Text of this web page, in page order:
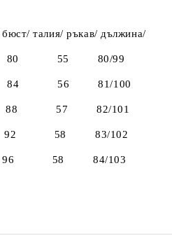
талия/ ръкав/ дължина/
55 80/99
81/100
57 82/101
58 83/102
58 84/103